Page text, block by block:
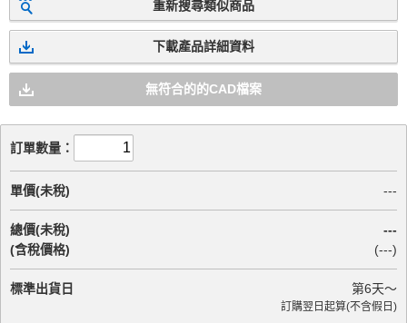
重新搜尋類似商品
下載產品詳細資料
無符合的的CAD檔案
訂單數量：
單價(未稅) ---
總價(未稅)
(含稅價格)
---
(---)
標準出貨日 第6天～
訂購翌日起算(不含假日)